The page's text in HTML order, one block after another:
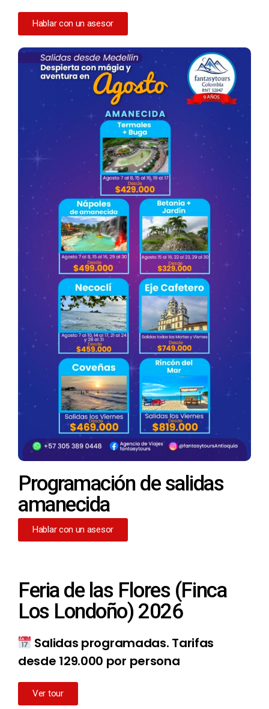
Hablar con un asesor
Programación de salidas
amanecida
Hablar con un asesor
Feria de las Flores (Finca
Los Londoño) 2026
Salidas programadas. Tarifas
desde 129.000 por persona
Ver tour